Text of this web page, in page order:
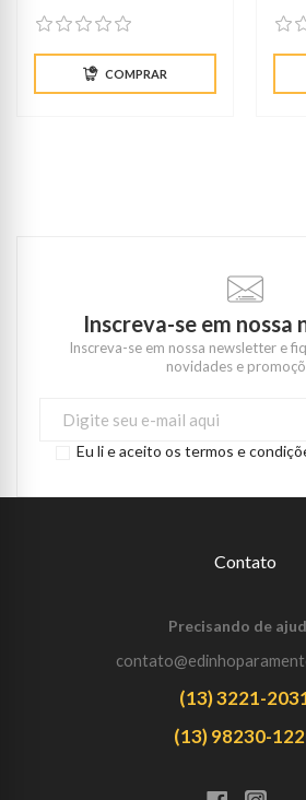
COMPRAR
Inscreva-se em
Inscreva-se em nossa newsletter e
novidades e
Eu li e aceito os termos e
Contato
Precisando de
(13) 3221-
(13) 98230-